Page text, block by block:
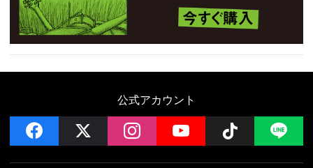
公式アカウント
facebook instagramYouTube Follow